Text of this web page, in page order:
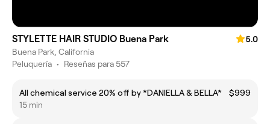
STYLETTE HAIR STUDIO Buena Park
5.0
Buena Park, California
Peluquería • Reseñas para 557
All chemical service 20% off by *DANIELLA & BELLA*
$999
15 min